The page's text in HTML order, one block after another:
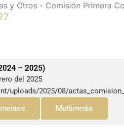
y Otros - Comisión Primera
– 2025)
del 2025
uploads/2025/08/
Multimedia